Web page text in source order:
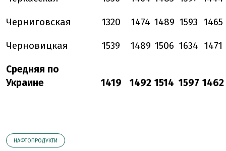
Черниговская 1320 1474 1489 1593 1465
Черновицкая 1539 1489 1506 1634 1471
Средняя по
Украине
1419 1492 1514 1597 1462
НАФТОПРОДУКТИ